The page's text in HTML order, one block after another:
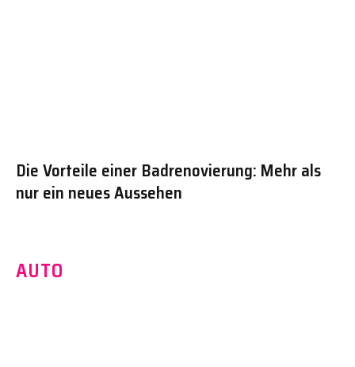
Die Vorteile einer Badrenovierung: Mehr als
nur ein neues Aussehen
AUTO